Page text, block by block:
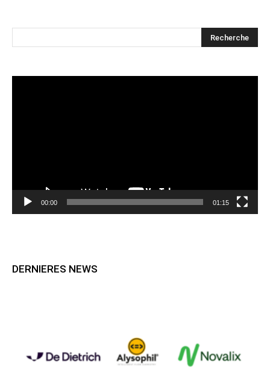
00:00 01:15
DERNIERES NEWS